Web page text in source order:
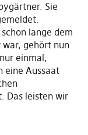
Sie
lange dem
gehört nun
einmal,
eine Aussaat
Das leisten wir